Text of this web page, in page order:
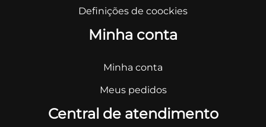
Definições de coockies
Minha conta
Minha conta
Meus pedidos
Central de atendimento